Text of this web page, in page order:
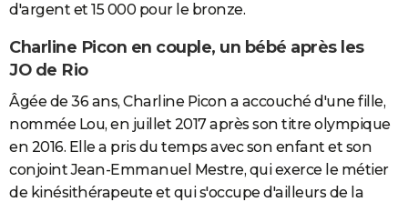
d'argent et 15 000 pour le bronze.
Charline Picon en couple, un bébé après les
JO de Rio
Âgée de 36 ans, Charline Picon a accouché d'une fille,
nommée Lou, en juillet 2017 après son titre olympique
en 2016. Elle a pris du temps avec son enfant et son
conjoint Jean-Emmanuel Mestre, qui exerce le métier
de kinésithérapeute et qui s'occupe d'ailleurs de la